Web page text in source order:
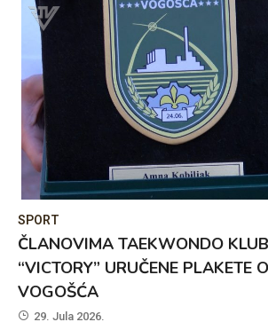
SPORT
ČLANOVIMA TAEKWONDO
“VICTORY” URUČENE PLAKETE
VOGOŠĆA
29. Jula 2026.